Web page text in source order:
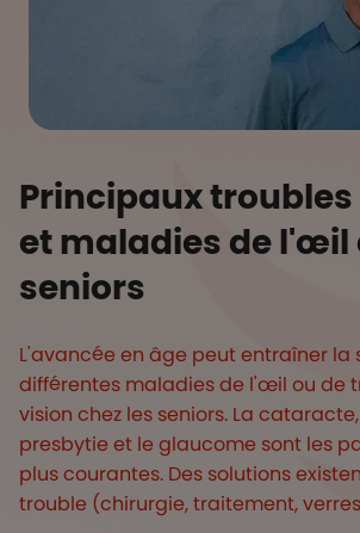
Principaux troubles
et maladies de l'œil
seniors
L'avancée en âge peut entraîner la
différentes maladies de l'œil ou de
vision chez les seniors. La cataracte,
presbytie et le glaucome sont les
plus courantes. Des solutions
trouble (chirurgie, traitement,